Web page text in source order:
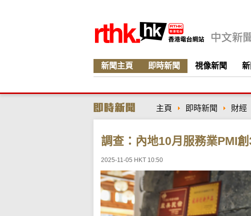
新聞主頁 即時新聞 視像新聞
主頁 即時新聞 財經
調查：內地10月服務業PMI
2025-11-05 HKT 10:50